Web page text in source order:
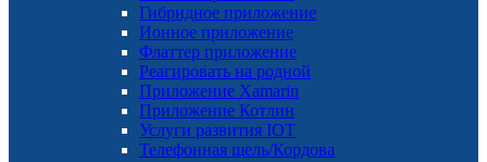
Гибридное приложение
Ионное приложение
Флаттер приложение
Реагировать на родной
Приложение Xamarin
Приложение Котлин
Услуги развития IOT
Телефонная щель/Кордова